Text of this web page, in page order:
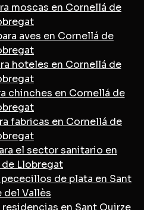
moscas en Cornellá de
aves en Cornellá de
hoteles en Cornellá de
chinches en Cornellá de
fabricas en Cornellá de
el sector sanitario en
Llobregat
de plata en Sant
del Vallès
en Sant Quirze